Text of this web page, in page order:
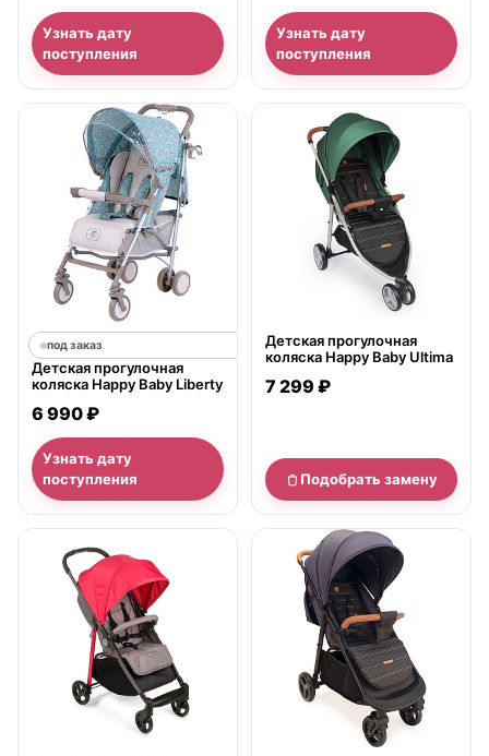
Узнать дату
поступления
Узнать дату
поступления
под заказ
Детская прогулочная
коляска Happy Baby Liberty
6 990 ₽
Узнать дату
поступления
нет в продаже
Детская прогулочная
коляска Happy Baby Ultima
7 299 ₽
Подобрать замену
нет в продаже